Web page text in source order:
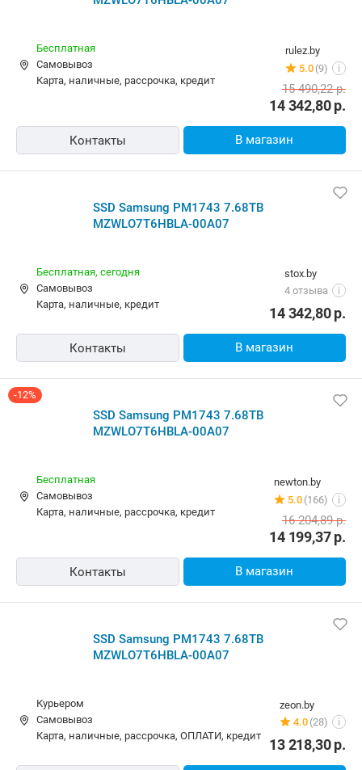
rulez.by
5.0 (9) i
Бесплатная
Самовывоз
карта, наличные, рассрочка, кредит
14 342,80р.
15 490,22р.
Контакты В магазин
SSD Samsung PM1743 7.68TB
MZWLO7T6HBLA-00A07
stox.by
4 отзыва
i
Бесплатная, сегодня
Самовывоз
карта, наличные, кредит
14 342,80р.
Контакты В магазин
-12%
SSD Samsung PM1743 7.68TB
MZWLO7T6HBLA-00A07
newton.by
5.0 (166) i
Бесплатная
Самовывоз
карта, наличные, рассрочка, кредит
14 199,37р.
16 204,89р.
Контакты В магазин
SSD Samsung PM1743 7.68TB
MZWLO7T6HBLA-00A07
zeon.by
4.0 (28) i
Курьером
Самовывоз
карта, наличные, рассрочка, ОПЛАТИ, кредит
13 218,30р.